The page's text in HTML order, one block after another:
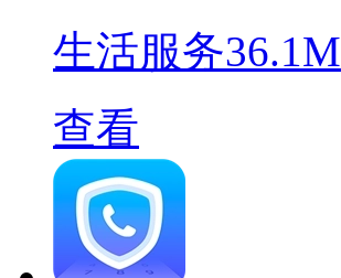
生活服务36.1M
查看